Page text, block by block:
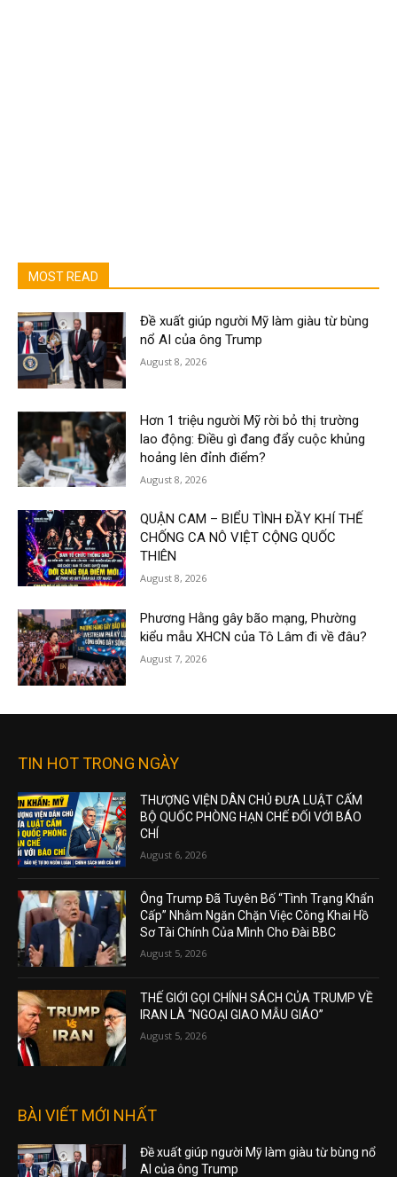
MOST READ
Đề xuất giúp người Mỹ làm giàu từ bùng
nổ AI của ông Trump
August 8, 2026
Hơn 1 triệu người Mỹ rời bỏ thị trường
lao động: Điều gì đang đẩy cuộc khủng
hoảng lên đỉnh điểm?
August 8, 2026
QUẬN CAM – BIỂU TÌNH ĐẦY KHÍ THẾ
CHỐNG CA NÔ VIỆT CỘNG QUỐC
THIÊN
August 8, 2026
Phương Hằng gây bão mạng, Phường
kiểu mẫu XHCN của Tô Lâm đi về đâu?
August 7, 2026
TIN HOT TRONG NGÀY
THƯỢNG VIỆN DÂN CHỦ ĐƯA LUẬT CẤM
BỘ QUỐC PHÒNG HẠN CHẾ ĐỐI VỚI BÁO
CHÍ
August 6, 2026
Ông Trump Đã Tuyên Bố “Tình Trạng Khẩn
Cấp” Nhằm Ngăn Chặn Việc Công Khai Hồ
Sơ Tài Chính Của Mình Cho Đài BBC
August 5, 2026
THẾ GIỚI GỌI CHÍNH SÁCH CỦA TRUMP VỀ
IRAN LÀ “NGOẠI GIAO MẪU GIÁO”
August 5, 2026
BÀI VIẾT MỚI NHẤT
Đề xuất giúp người Mỹ làm giàu từ bùng nổ
AI của ông Trump